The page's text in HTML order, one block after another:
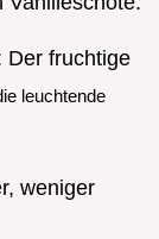
Der fruchtige
leuchtende
weniger